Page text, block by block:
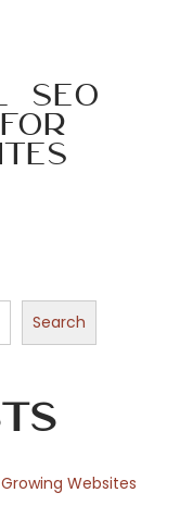
Search
Websites